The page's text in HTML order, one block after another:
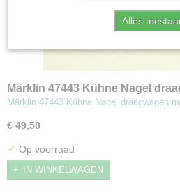
Märklin 47443 Kühne Nagel
Märklin 47443 Kühne Nagel draagwagen
€ 49,50
✓ Op voorraad
IN WINKELWAGEN
Alles